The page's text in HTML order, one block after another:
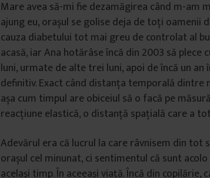
Mare avea să-mi fie dezamăgirea când m-am
ajung eu, orașul se golise deja de toți oamenii
cauza diabetului tot mai greu de controlat al
acasă, iar Ana hotărâse încă din 2003 să
luni, urmate de alte trei luni, apoi de încă un
definitiv. Exact când distanța temporală dintre
așa cum timpul are obiceiul să o facă pe
reacțiune elastică, o distanță spațială care a
Adevărul era că lucrul la care râvnisem din tot
orașul cel minunat, ci sentimentul că sunt
același timp. În aceeași viață. Încă din